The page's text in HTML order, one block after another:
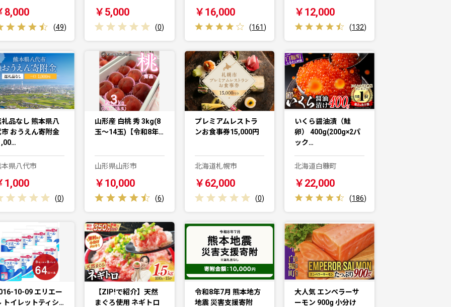
8,000
(49)
￥5,000
(0)
￥16,000
(161)
￥12,000
(132)
礼品なし 熊本県八
市 おうえん寄附金
本県八代市
1,000
(0)
山形産 白桃 秀 3kg(8
玉～14玉)【令和8年…
山形県山形市
￥10,000
(6)
プレミアムレストラ
ンお食事券15,000円
北海道札幌市
￥62,000
(0)
いくら醤油漬（鮭
卵） 400g(200g×2パ
ック…
北海道白糠町
￥22,000
(186)
10-09 エリエー
トイレットティシ…
【ZIP!で紹介】天然
まぐろ使用 ネギトロ
令和8年7月 熊本地方
地震 災害支援寄附
大人気 エンペラーサ
ーモン 900g 小分け